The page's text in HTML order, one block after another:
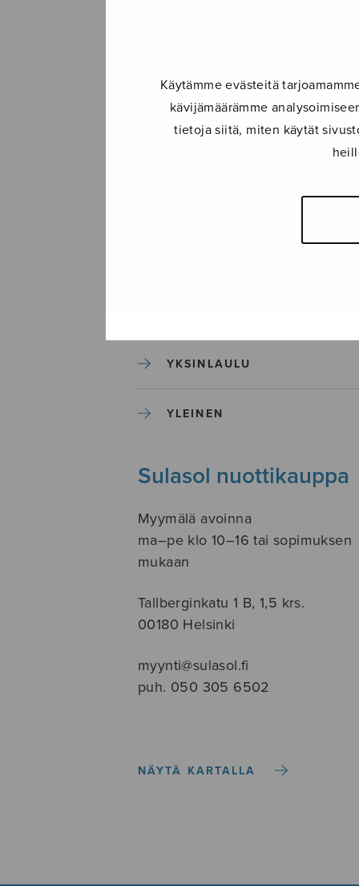
Käytämme evästeitä
kävijämäärämme
tietoja siitä, miten käytät
MUUT
YKSINLAULU
YLEINEN
Sulasol nuottikauppa
Myymälä avoinna
ma–pe klo 10–16 tai sopimuksen
mukaan
Tallberginkatu 1 B, 1,5 krs.
00180 Helsinki
myynti@sulasol.fi
puh. 050 305 6502
NÄYTÄ KARTALLA